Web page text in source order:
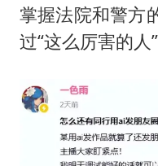
掌握法院和警方
过“这么厉害的人”